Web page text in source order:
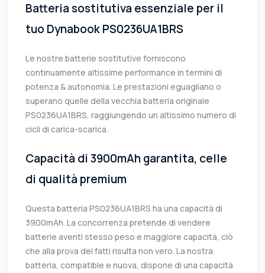
Batteria sostitutiva essenziale per il
tuo Dynabook PS0236UA1BRS
Le nostre batterie sostitutive forniscono
continuamente altissime performance in termini di
potenza & autonomia. Le prestazioni eguagliano o
superano quelle della vecchia batteria originale
PS0236UA1BRS, raggiungendo un altissimo numero di
cicli di carica-scarica.
Capacità di 3900mAh garantita, celle
di qualità premium
Questa batteria PS0236UA1BRS ha una capacità di
3900mAh. La concorrenza pretende di vendere
batterie aventi stesso peso e maggiore capacità, ciò
che alla prova dei fatti risulta non vero. La nostra
batteria, compatible e nuova, dispone di una capacità